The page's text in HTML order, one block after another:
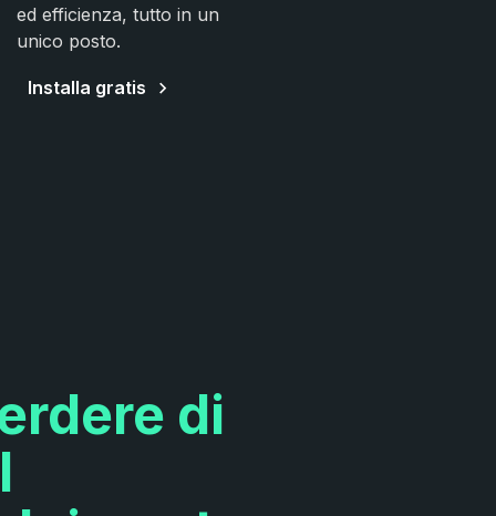
ed efficienza, tutto in un
unico posto.
Installa gratis
di